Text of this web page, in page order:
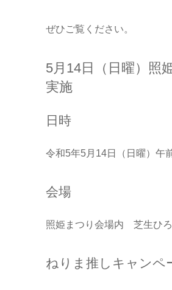
ぜひご覧ください。
5月14日（日曜）照
実施
日時
令和5年5月14日（日曜）午
会場
照姫まつり会場内 芝生ひ
ねりま推しキャンペ